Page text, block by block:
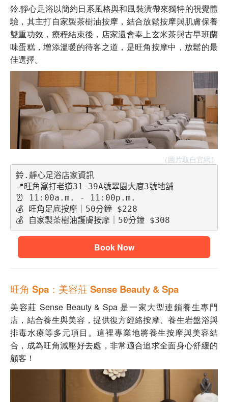
鈴.靜心足浴以簡約日系風格與和風裝潢帶來獨特的視覺體
驗，其主打自家製茶樹油按摩，結合放鬆按摩與肌膚保養
雙重功效，療程結束後，店家還會奉上玄米茶與古早班蘭
味蛋糕，增添溫暖的待客之道，是旺角按摩中，放鬆的最
佳選擇。
（圖片取自官網）
鈴.靜心足浴店家資訊
📍旺角窩打老道31-39A號翠園大廈3號地舖
⏰ 11:00a.m. - 11:00p.m.
💰 旺角足底按摩｜50分鐘 $228
💰 自家製茶樹油護膚按摩｜50分鐘 $308
Book Now
旺角 Spa：美容莊 Sense Beauty & Spa
美容莊 Sense Beauty & Spa 是一家大型連鎖養生專門
店，結合養生與美容，提供復方經絡按摩、養生岩盤浴與
排毒水療等多元項目。這裡專業地將養生按摩與美容結
合，成為旺角減壓好去處，非常適合追求全面身心舒緩的
顧客！